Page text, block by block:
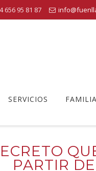
656 95 81 87
SERVICIOS
PARTIR